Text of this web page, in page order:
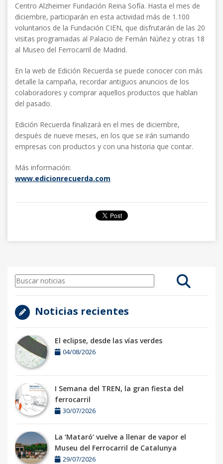
Centro Alzheimer Fundación Reina Sofía. Hasta el mes de
diciembre, participarán en esta actividad más de 1.100
voluntarios de la Fundación CIEN, que disfrutarán de las 20
visitas programadas al Palacio de Fernán Núñez y otras 18
al Museo del Ferrocarril de Madrid.
En la web de Edición Recuerda se puede conocer con más
detalle la campaña, recordar antiguos anuncios de los
colaboradores y comprar aquellos productos que hablan
del pasado.
Edición Recuerda finalizará en el mes de diciembre,
después de nueve meses, en los que se irán sumando
empresas con productos y con una historia que contar.
Más información:
www.edicionrecuerda.com
Noticias recientes
El eclipse, desde las vías verdes
04/08/2026
I Semana del TREN, la gran fiesta del
ferrocarril
30/07/2026
La ‘Mataró’ vuelve a llenar de vapor el
Museu del Ferrocarril de Catalunya
29/07/2026